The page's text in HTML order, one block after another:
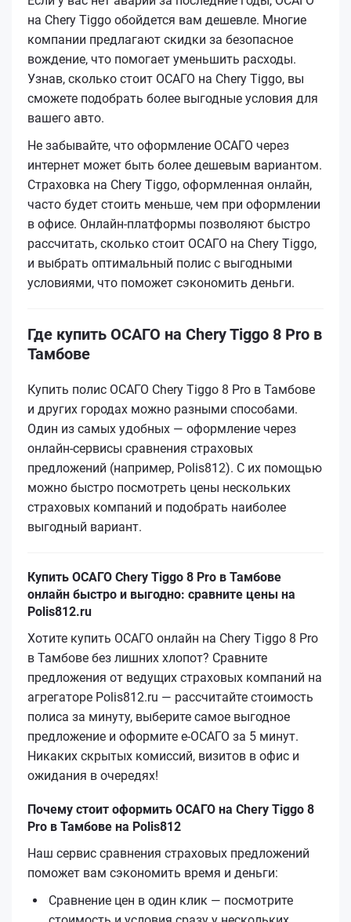
на Chery Tiggo обойдется вам дешевле. Многие
компании предлагают скидки за безопасное
вождение, что помогает уменьшить расходы.
Узнав, сколько стоит ОСАГО на Chery Tiggo, вы
сможете подобрать более выгодные условия для
вашего авто.
Не забывайте, что оформление ОСАГО через
интернет может быть более дешевым вариантом.
Страховка на Chery Tiggo, оформленная онлайн,
часто будет стоить меньше, чем при оформлении
в офисе. Онлайн-платформы позволяют быстро
рассчитать, сколько стоит ОСАГО на Chery Tiggo,
и выбрать оптимальный полис с выгодными
условиями, что поможет сэкономить деньги.
Где купить ОСАГО на Chery Tiggo 8 Pro в
Тамбове
Купить полис ОСАГО Chery Tiggo 8 Pro в Тамбове
и других городах можно разными способами.
Один из самых удобных — оформление через
онлайн-сервисы сравнения страховых
предложений (например, Polis812). С их помощью
можно быстро посмотреть цены нескольких
страховых компаний и подобрать наиболее
выгодный вариант.
Купить ОСАГО Chery Tiggo 8 Pro в Тамбове
онлайн быстро и выгодно: сравните цены на
Polis812.ru
Хотите купить ОСАГО онлайн на Chery Tiggo 8 Pro
в Тамбове без лишних хлопот? Сравните
предложения от ведущих страховых компаний на
агрегаторе Polis812.ru — рассчитайте стоимость
полиса за минуту, выберите самое выгодное
предложение и оформите е‑ОСАГО за 5 минут.
Никаких скрытых комиссий, визитов в офис и
ожидания в очередях!
Почему стоит оформить ОСАГО на Chery Tiggo 8
Pro в Тамбове на Polis812
Наш сервис сравнения страховых предложений
поможет вам сэкономить время и деньги:
Сравнение цен в один клик — посмотрите